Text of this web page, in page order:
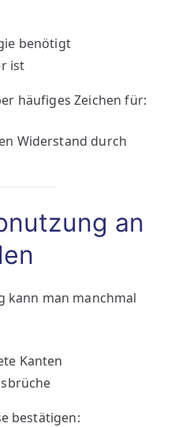
benötigt
ist
häufiges Zeichen für:
Widerstand durch
an
kann man manchmal
Kanten
bestätigen: